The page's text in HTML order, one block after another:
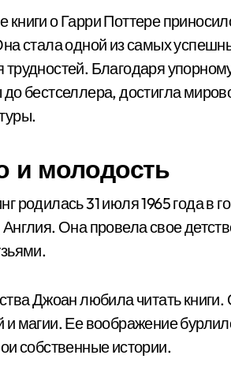
книги о Гарри Поттере
стала одной из самых
Благодаря
бестселлера, достигла
и молодость
родилась 31 июля 1965 года в
Она провела свое
Джоан любила читать
магии. Ее воображение
собственные истории.